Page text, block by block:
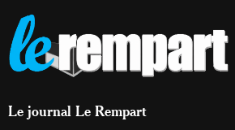
Le journal Le Rempart